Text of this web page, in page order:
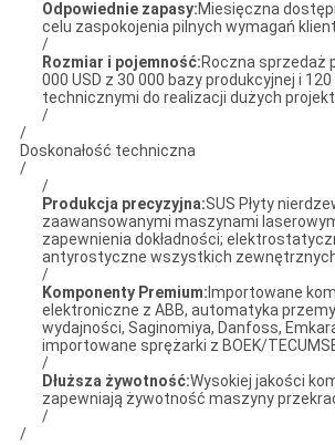
Odpowiednie zapasy:Miesięczna
celu zaspokojenia pilnych wymagań
/
Rozmiar i pojemność:Roczna sprzedaż
000 USD z 30 000 bazy produkcyjnej i
technicznymi do realizacji dużych
/
/
Doskonałość techniczna
/
/
Produkcja precyzyjna:SUS Płyty
zaawansowanymi maszynami
zapewnienia dokładności;
antyrostyczne wszystkich
/
Komponenty Premium: Importowane
elektroniczne z ABB, automatyka
wydajności, Saginomiya, Danfoss,
importowane sprężarki z BOEK/
/
Dłuższa żywotność:Wysokiej jakości
zapewniają żywotność maszyny
/
/